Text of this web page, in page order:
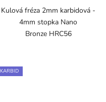
Kulová fréza 2mm karbidová -
4mm stopka Nano
Bronze HRC56
KARBID